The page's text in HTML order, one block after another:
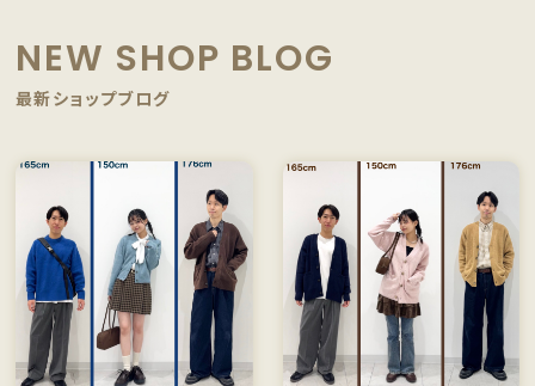
NEW SHOP BLOG
最新ショップブログ